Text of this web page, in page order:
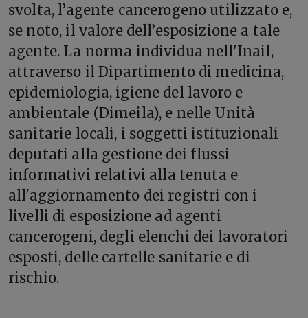
svolta, l’agente cancerogeno utilizzato e,
se noto, il valore dell’esposizione a tale
agente. La norma individua nell'Inail,
attraverso il Dipartimento di medicina,
epidemiologia, igiene del lavoro e
ambientale (Dimeila), e nelle Unità
sanitarie locali, i soggetti istituzionali
deputati alla gestione dei flussi
informativi relativi alla tenuta e
all'aggiornamento dei registri con i
livelli di esposizione ad agenti
cancerogeni, degli elenchi dei lavoratori
esposti, delle cartelle sanitarie e di
rischio.